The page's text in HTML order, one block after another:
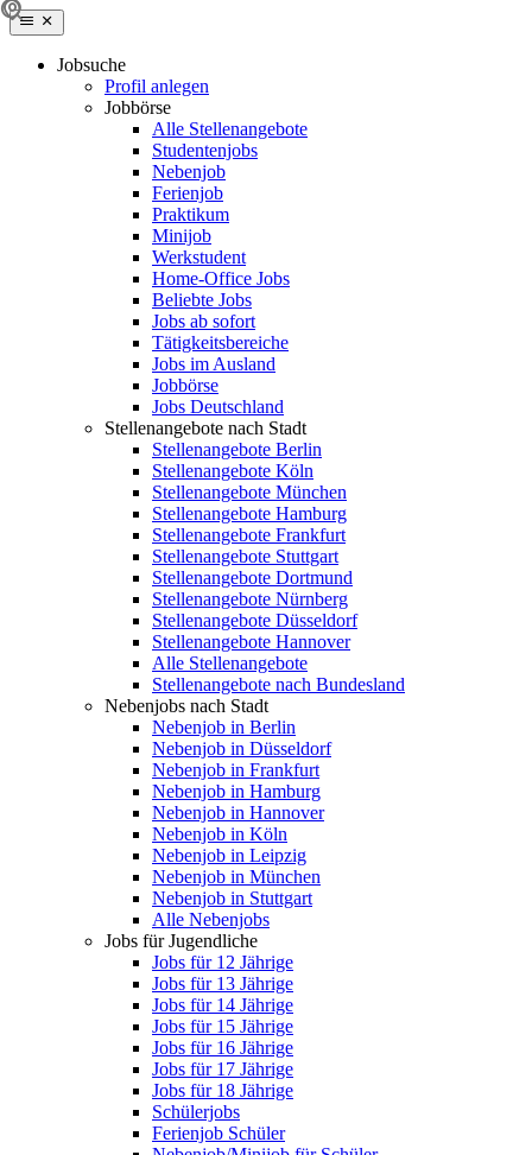
Jobsuche
Profil anlegen
Jobbörse
Alle Stellenangebote
Studentenjobs
Nebenjob
Ferienjob
Praktikum
Minijob
Werkstudent
Home-Office Jobs
Beliebte Jobs
Jobs ab sofort
Tätigkeitsbereiche
Jobs im Ausland
Jobbörse
Jobs Deutschland
Stellenangebote nach Stadt
Stellenangebote Berlin
Stellenangebote Köln
Stellenangebote München
Stellenangebote Hamburg
Stellenangebote Frankfurt
Stellenangebote Stuttgart
Stellenangebote Dortmund
Stellenangebote Nürnberg
Stellenangebote Düsseldorf
Stellenangebote Hannover
Alle Stellenangebote
Stellenangebote nach Bundesland
Nebenjobs nach Stadt
Nebenjob in Berlin
Nebenjob in Düsseldorf
Nebenjob in Frankfurt
Nebenjob in Hamburg
Nebenjob in Hannover
Nebenjob in Köln
Nebenjob in Leipzig
Nebenjob in München
Nebenjob in Stuttgart
Alle Nebenjobs
Jobs für Jugendliche
Jobs für 12 Jährige
Jobs für 13 Jährige
Jobs für 14 Jährige
Jobs für 15 Jährige
Jobs für 16 Jährige
Jobs für 17 Jährige
Jobs für 18 Jährige
Schülerjobs
Ferienjob Schüler